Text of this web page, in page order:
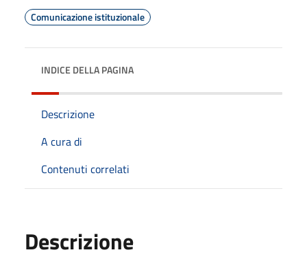
Comunicazione istituzionale
INDICE DELLA PAGINA
Descrizione
A cura di
Contenuti correlati
Descrizione